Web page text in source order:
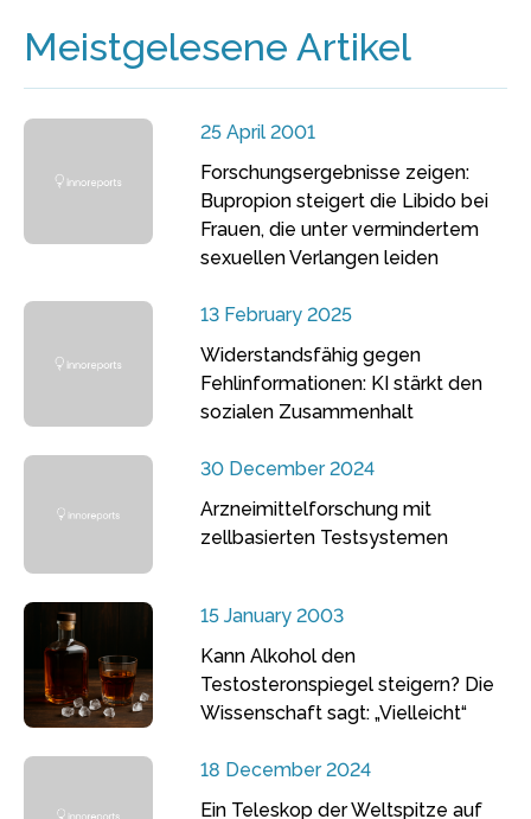
Meistgelesene Artikel
25 April 2001
Forschungsergebnisse zeigen:
Bupropion steigert die Libido bei
Frauen, die unter vermindertem
sexuellen Verlangen leiden
13 February 2025
Widerstandsfähig gegen
Fehlinformationen: KI stärkt den
sozialen Zusammenhalt
30 December 2024
Arzneimittelforschung mit
zellbasierten Testsystemen
15 January 2003
Kann Alkohol den
Testosteronspiegel steigern? Die
Wissenschaft sagt: „Vielleicht“
18 December 2024
Ein Teleskop der Weltspitze auf